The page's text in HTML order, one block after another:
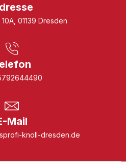
01139 Dresden
Mail
knoll-dresden.de